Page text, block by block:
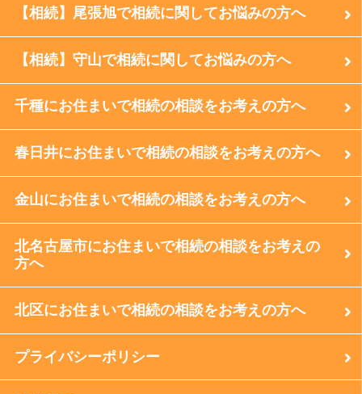
【相続】尾張旭で相続に関してお悩みの方へ
【相続】守山で相続に関してお悩みの方へ
千種にお住まいで相続の相談をお考えの方へ
春日井にお住まいで相続の相談をお考えの方へ
金山にお住まいで相続の相談をお考えの方へ
北名古屋市にお住まいで相続の相談をお考えの
方へ
北区にお住まいで相続の相談をお考えの方へ
プライバシーポリシー